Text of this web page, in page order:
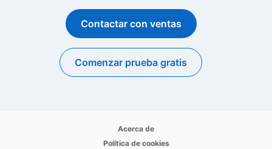
Contactar con ventas
Comenzar prueba gratis
opens in a new tab
Acerca de
Política de cookies